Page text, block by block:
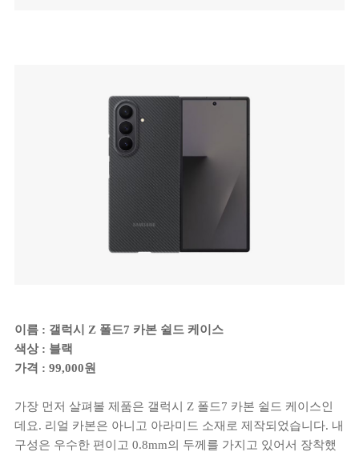
이름 : 갤럭시 Z 폴드7 카본 쉴드 케이스
색상 : 블랙
가격 : 99,000원
가장 먼저 살펴볼 제품은 갤럭시 Z 폴드7 카본 쉴드 케이스인
데요. 리얼 카본은 아니고 아라미드 소재로 제작되었습니다. 내
구성은 우수한 편이고 0.8mm의 두께를 가지고 있어서 장착했